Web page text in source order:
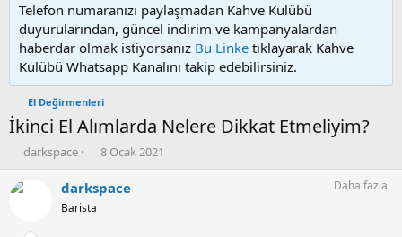
Telefon numaranızı paylaşmadan Kahve Kulübü
duyurularından, güncel indirim ve kampanyalardan
haberdar olmak istiyorsanız Bu Linke tıklayarak Kahve
Kulübü Whatsapp Kanalını takip edebilirsiniz.
El Değirmenleri
İkinci El Alımlarda Nelere Dikkat Etmeliyim?
K
n
u
darkspace
B
ş
l
8 Ocak 2021
darkspace
Barista
Daha fazla